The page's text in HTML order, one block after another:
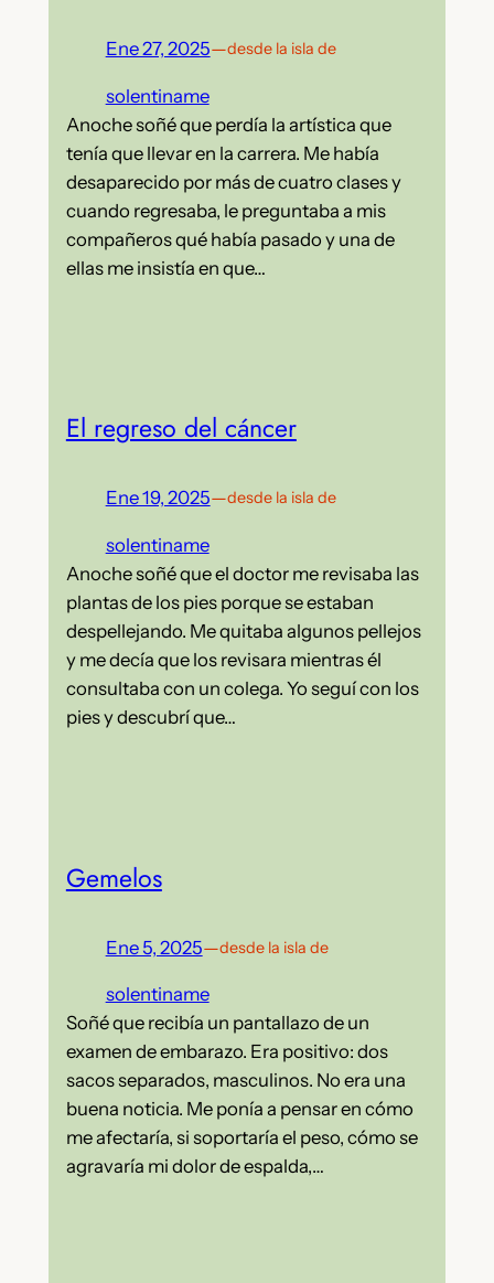
Ene 27, 2025—desde la isla de
solentiname
Anoche soñé que perdía la artística que
tenía que llevar en la carrera. Me había
desaparecido por más de cuatro clases y
cuando regresaba, le preguntaba a mis
compañeros qué había pasado y una de
ellas me insistía en que…
El regreso del cáncer
Ene 19, 2025—desde la isla de
solentiname
Anoche soñé que el doctor me revisaba las
plantas de los pies porque se estaban
despellejando. Me quitaba algunos pellejos
y me decía que los revisara mientras él
consultaba con un colega. Yo seguí con los
pies y descubrí que…
Gemelos
Ene 5, 2025—desde la isla de
solentiname
Soñé que recibía un pantallazo de un
examen de embarazo. Era positivo: dos
sacos separados, masculinos. No era una
buena noticia. Me ponía a pensar en cómo
me afectaría, si soportaría el peso, cómo se
agravaría mi dolor de espalda,…